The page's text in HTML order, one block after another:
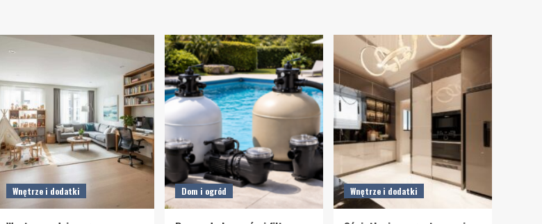
Wnętrze i dodatki Dom i ogród Wnętrze i dodatki